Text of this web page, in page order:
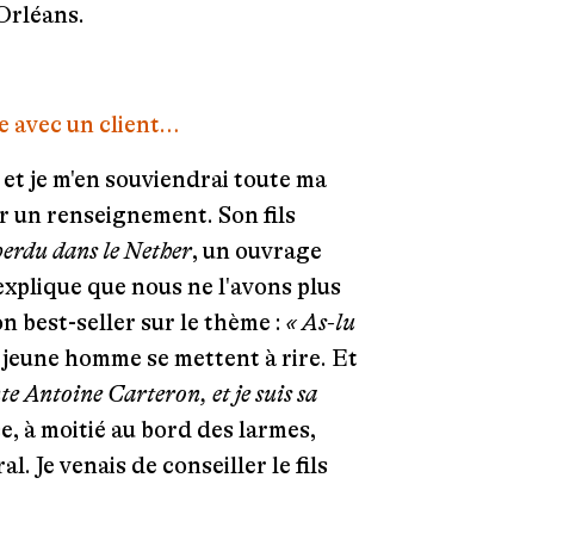
avec un client…
je m'en souviendrai toute ma
un renseignement. Son fils
dans le Nether, un ouvrage
que nous ne l'avons plus
best-seller sur le thème : « As-lu
homme se mettent à rire. Et
Antoine Carteron, et je suis sa
à moitié au bord des larmes,
Je venais de conseiller le fils